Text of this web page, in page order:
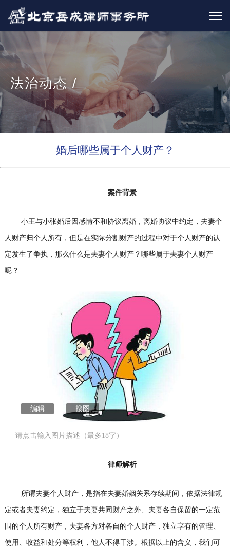
法治动态 /
婚后哪些属于个人财产？
案件背景
小王与小张婚后因感情不和协议离婚，离婚协议中约定，夫妻个
人财产归个人所有，但是在实际分割财产的过程中对于个人财产的认
定发生了争执，那么什么是夫妻个人财产？哪些属于夫妻个人财产
呢？
编辑 搜图
请点击输入图片描述（最多18字）
律师解析
所谓夫妻个人财产，是指在夫妻婚姻关系存续期间，依据法律规
定或者夫妻约定，独立于夫妻共同财产之外、夫妻各自保留的一定范
围的个人所有财产，夫妻各方对各自的个人财产，独立享有的管理、
使用、收益和处分等权利，他人不得干涉。根据以上的含义，我们可